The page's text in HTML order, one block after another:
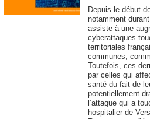
Depuis le début
notamment
assiste à une
cyberattaques
territoriales
communes,
Toutefois, ces
par celles qui
santé du fait de
potentiellement
l’attaque qui a
hospitalier de